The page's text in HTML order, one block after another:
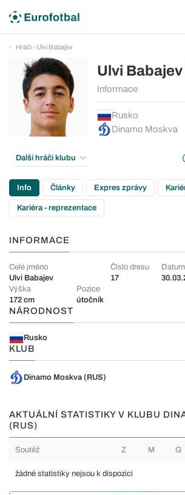
Hráči - Ulvi Babajev
Ulvi Babajev
Informace
Rusko
Dinamo Moskva
Další hráči klubu
Info Články Expres zprávy
Kariéra - reprezentace
INFORMACE
Celé jméno
Ulvi Babajev
Číslo dresu
17
Výška
172 cm
Pozice
útočník
NÁRODNOST
Rusko
KLUB
Dinamo Moskva (RUS)
AKTUÁLNÍ STATISTIKY V KLUBU
(RUS)
Soutěž Z M G
žádné statistiky nejsou k dispozici